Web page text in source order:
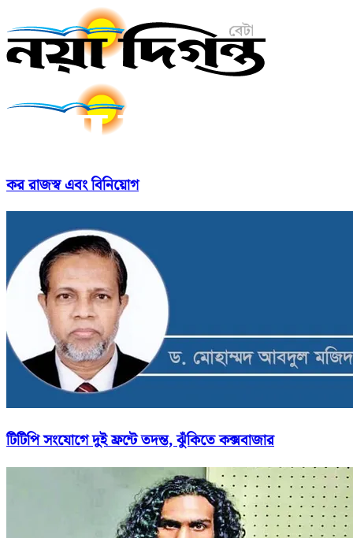
কর রাজস্ব এবং বিনিয়োগ
টিটিপি সংযোগে দুই ফ্রন্টে তদন্ত, ঝুঁকিতে কক্সবাজার